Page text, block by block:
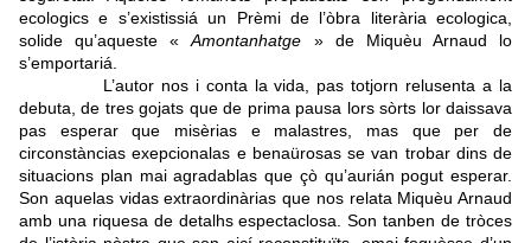
ecologics e s’existissiá un Prèmi de l’òbra literària ecologica,
solide qu’aqueste «Amontanhatge » de Miquèu Arnaud lo
s’emportariá.
L’autor nos i conta la vida, pas totjorn relusenta a la
debuta, de tres gojats que de prima pausa lors sòrts lor daissava
pas esperar que misèrias e malastres, mas que per de
circonstàncias exepcionalas e benaürosas se van trobar dins de
situacions plan mai agradablas que çò qu’aurián pogut esperar.
Son aquelas vidas extraordinàrias que nos relata Miquèu Arnaud
amb una riquesa de detalhs espectaclosa. Son tanben de tròces